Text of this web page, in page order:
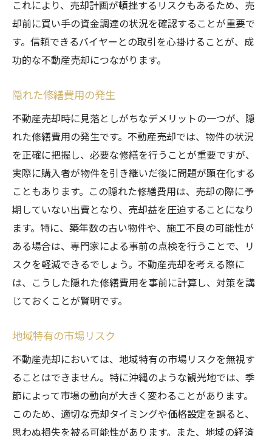
これにより、売却計画が頓挫するリスクもあるため、売
却前に買い手の資金調達の状況を確認することが重要で
す。信頼できるバイヤーとの取引を心掛けることが、成
功的な不動産売却につながります。
隠れた修繕費用の発生
不動産売却時に見落としがちなデメリットの一つが、隠
れた修繕費用の発生です。不動産売却では、物件の状況
を正確に把握し、必要な修繕を行うことが重要ですが、
実際に購入者が物件を引き継いだ後に問題が顕在化する
こともあります。この隠れた修繕費用は、売却の際に予
期していない出費となり、売却益を圧迫することになり
ます。特に、築年数の古い物件や、施工不良の可能性が
ある場合は、専門家による事前の点検を行うことで、リ
スクを軽減できるでしょう。不動産売却を考える際に
は、こうした隠れた修繕費用を事前に計算し、対策を講
じておくことが賢明です。
地域特有の市場リスク
不動産売却においては、地域特有の市場リスクを無視す
ることはできません。特に沖縄のような観光地では、季
節によって市場の動向が大きく変わることがあります。
このため、適切な売却タイミングや価格設定を誤ると、
思わぬ損失を被る可能性があります。また、地域の経済